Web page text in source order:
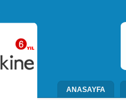
ANASAYFA